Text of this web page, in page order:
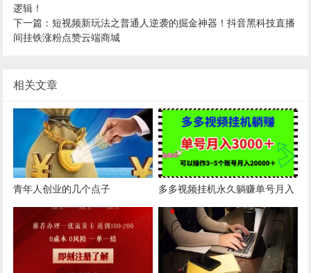
逻辑！
下一篇：短视频新玩法之普通人逆袭的掘金神器！抖音黑科技直播
间挂铁涨粉点赞云端商城
相关文章
青年人创业的几个点子
多多视频挂机永久躺赚单号月入
3000~5000可以同时操作三五个
号月入2万